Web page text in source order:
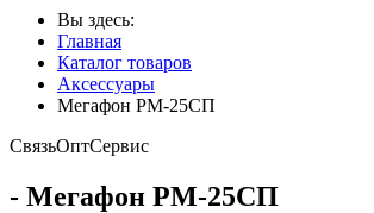
Вы здесь:
Главная
Каталог товаров
Аксессуары
Мегафон РМ-25СП
СвязьОптСервис
- Мегафон РМ-25СП